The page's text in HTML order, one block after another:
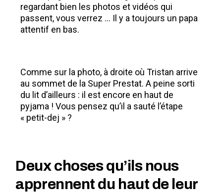
regardant bien les photos et vidéos qui
passent, vous verrez … Il y a toujours un papa
attentif en bas.
Comme sur la photo, à droite où Tristan arrive
au sommet de la Super Prestat. A peine sorti
du lit d’ailleurs : il est encore en haut de
pyjama ! Vous pensez qu’il a sauté l’étape
« petit-dej » ?
Deux choses qu’ils nous
apprennent du haut de leur